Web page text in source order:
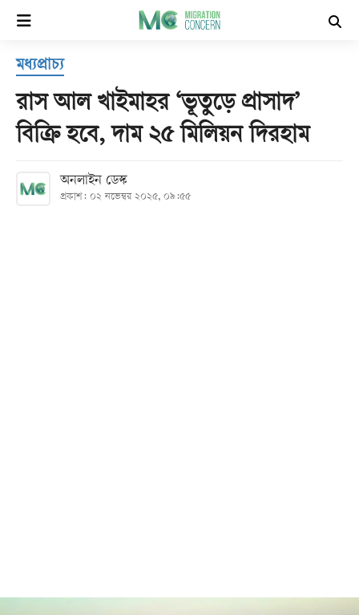
হোম
সর্বশেষ
বিভাগ
মধ্যপ্রাচ্য
রাস আল খাইমাহর ‘ভূতুড়ে প্রাসাদ’
বিক্রি হবে, দাম ২৫ মিলিয়ন দিরহাম
অনলাইন ডেস্ক
প্রকাশ: ০২ নভেম্বর ২০২৫, ০৯:৫৫